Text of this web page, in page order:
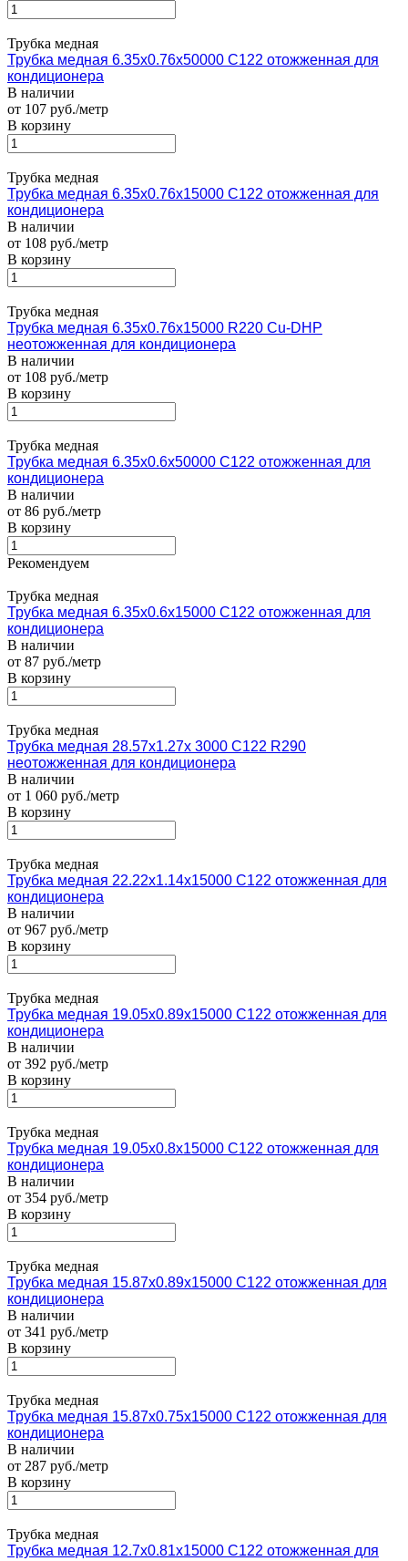
Трубка медная
Трубка медная 6.35х0.76х50000 С122 отожженная для
кондиционера
В наличии
от 107 руб./метр
В корзину
Трубка медная
Трубка медная 6.35х0.76х15000 С122 отожженная для
кондиционера
В наличии
от 108 руб./метр
В корзину
Трубка медная
Трубка медная 6.35х0.76х15000 R220 Cu-DHP
неотожженная для кондиционера
В наличии
от 108 руб./метр
В корзину
Трубка медная
Трубка медная 6.35х0.6х50000 С122 отожженная для
кондиционера
В наличии
от 86 руб./метр
В корзину
Рекомендуем
Трубка медная
Трубка медная 6.35х0.6х15000 С122 отожженная для
кондиционера
В наличии
от 87 руб./метр
В корзину
Трубка медная
Трубка медная 28.57х1.27х 3000 С122 R290
неотожженная для кондиционера
В наличии
от 1 060 руб./метр
В корзину
Трубка медная
Трубка медная 22.22х1.14х15000 С122 отожженная для
кондиционера
В наличии
от 967 руб./метр
В корзину
Трубка медная
Трубка медная 19.05х0.89х15000 С122 отожженная для
кондиционера
В наличии
от 392 руб./метр
В корзину
Трубка медная
Трубка медная 19.05х0.8х15000 С122 отожженная для
кондиционера
В наличии
от 354 руб./метр
В корзину
Трубка медная
Трубка медная 15.87х0.89х15000 С122 отожженная для
кондиционера
В наличии
от 341 руб./метр
В корзину
Трубка медная
Трубка медная 15.87х0.75х15000 С122 отожженная для
кондиционера
В наличии
от 287 руб./метр
В корзину
Трубка медная
Трубка медная 12.7х0.81х15000 С122 отожженная для